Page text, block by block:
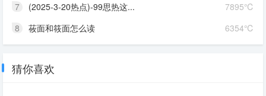
7895℃
7
(2025-3-20热点)-99思热这...
6354℃
8 莜面和筱面怎么读
猜你喜欢